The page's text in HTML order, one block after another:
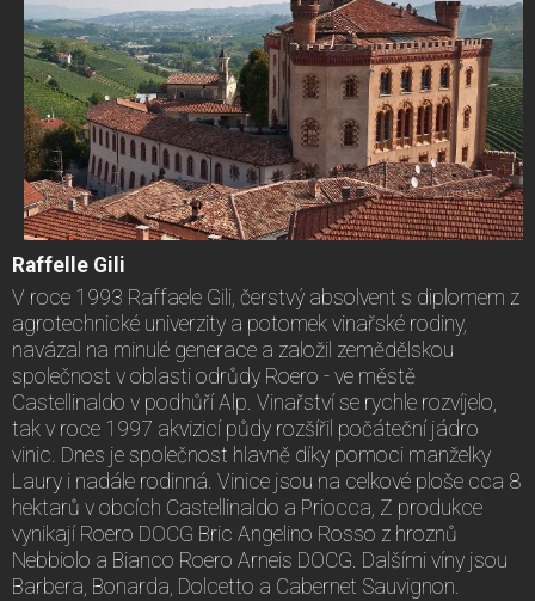
Raffelle Gili
V roce 1993 Raffaele Gili, čerstvý absolvent s diplomem z
agrotechnické univerzity a potomek vinařské rodiny,
navázal na minulé generace a založil zemědělskou
společnost v oblasti odrůdy Roero - ve městě
Castellinaldo v podhůří Alp. Vinařství se rychle rozvíjelo,
tak v roce 1997 akvizicí půdy rozšířil počáteční jádro
vinic. Dnes je společnost hlavně díky pomoci manželky
Laury i nadále rodinná. Vinice jsou na celkové ploše cca 8
hektarů v obcích Castellinaldo a Priocca, Z produkce
vynikají Roero DOCG Bric Angelino Rosso z hroznů
Nebbiolo a Bianco Roero Arneis DOCG. Dalšími víny jsou
Barbera, Bonarda, Dolcetto a Cabernet Sauvignon.